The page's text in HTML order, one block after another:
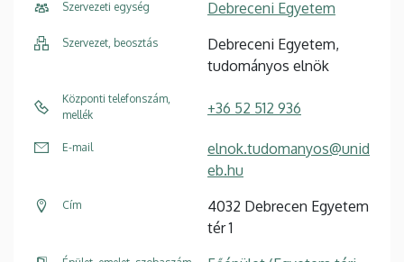
Szervezeti egység Debreceni Egyetem
Szervezet, beosztás
Debreceni Egyetem,
tudományos elnök
Központi telefonszám,
mellék
+36 52 512 936
E-mail
elnok.tudomanyos@unid
eb.hu
Cím
4032 Debrecen Egyetem
tér 1